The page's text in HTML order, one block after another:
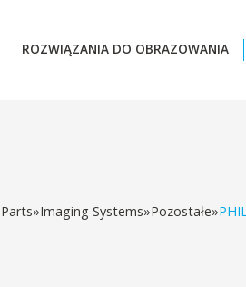
ROZWIĄZANIA DO OBRAZOWANIA
»Imaging Systems»Pozostałe»